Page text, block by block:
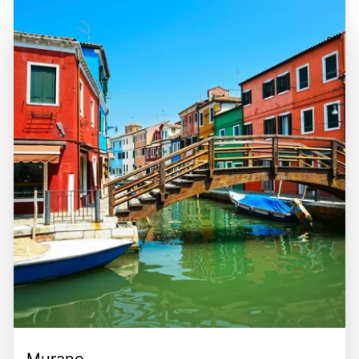
einen Tagesausflug von Venedig aus. Ein Besuch auf
dieser malerischen Insel ist eine hervorragende
Möglichkeit, die venezianische Kultur zu erleben und die
Schönheit der Lagune zu genießen.
Inseln wie Murano und Torcello zu erkunden. Die
Kombination aus historischer Bedeutung,
atemberaubender Landschaft und der Möglichkeit, die
venezianische Kultur zu genießen, macht Burano zu einem
unverzichtbaren Ziel für Reisende, die die Vielfalt und den
Charme dieser einzigartigen Region entdecken möchten.